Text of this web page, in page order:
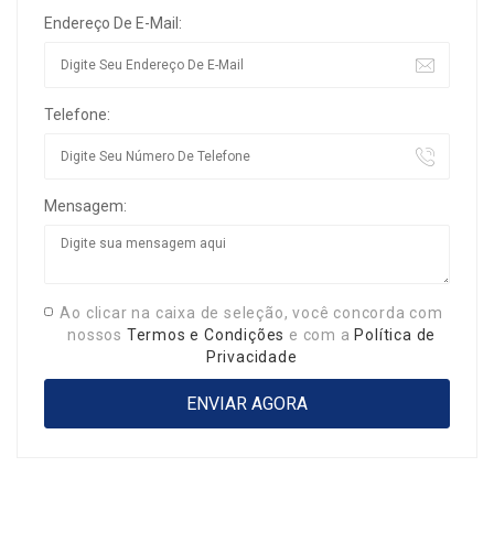
Endereço De E-Mail:
Telefone:
Mensagem:
Ao clicar na caixa de seleção, você concorda com
nossos Termos e Condições e com a Política de
Privacidade